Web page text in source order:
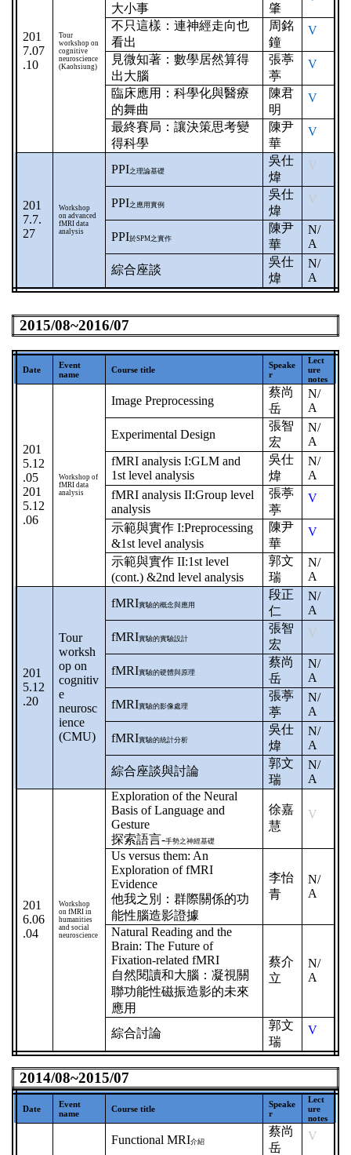
201
7.07
.10
Tour
workshop on
cognitive
neuroscience
(Kaohsiung)
大小事 肇
不只這樣：連神經走向也
看出
周銘
鐘
V
見微知著：數學居然算得
出大腦
張葶
葶
V
臨床應用：科學化與醫療
的舞曲
陳君
明
V
最終賽局：讓決策思考變
得科學
陳尹
華
V
201
7.7.
27
Workshop
on advanced
fMRI data
analysis
PPI之理論基礎
吳仕
煒
V
PPI之應用實例
吳仕
煒
V
PPI於SPM之實作
陳尹
華
N/
A
綜合座談
吳仕
煒
N/
A
2015/08~2016/07
Date
Event
name
Course title
Speake
r
Lect
ure
notes
201
5.12
.05
201
5.12
.06
Workshop of
fMRI data
analysis
Image Preprocessing
蔡尚
岳
N/
A
Experimental Design
張智
宏
N/
A
fMRI analysis I:GLM and
1st level analysis
吳仕
煒
N/
A
fMRI analysis II:Group level
analysis
張葶
葶
V
示範與實作 I:Preprocessing
&1st level analysis
陳尹
華
V
示範與實作 II:1st level
(cont.) &2nd level analysis
郭文
瑞
N/
A
201
5.12
.20
Tour
worksh
op on
cognitiv
e
neurosc
ience
(CMU)
fMRI實驗的概念與應用
段正
仁
N/
A
fMRI實驗的實驗設計
張智
宏
V
fMRI實驗的硬體與原理
蔡尚
岳
N/
A
fMRI實驗的影像處理
張葶
葶
N/
A
fMRI實驗的統計分析
吳仕
煒
N/
A
綜合座談與討論
郭文
瑞
N/
A
201
6.06
.04
Workshop
on fMRI in
humanities
and social
neuroscience
Exploration of the Neural
Basis of Language and
Gesture
探索語言-手勢之神經基礎
徐嘉
慧
V
Us versus them: An
Exploration of fMRI
Evidence
他我之別：群際關係的功
能性腦造影證據
李怡
青
N/
A
Natural Reading and the
Brain: The Future of
Fixation-related fMRI
自然閱讀和大腦：凝視關
聯功能性磁振造影的未來
應用
蔡介
立
N/
A
綜合討論
郭文
瑞
V
2014/08~2015/07
Date
Event
name
Course title
Speake
r
Lect
ure
notes
Functional MRI介紹
蔡尚
岳
V